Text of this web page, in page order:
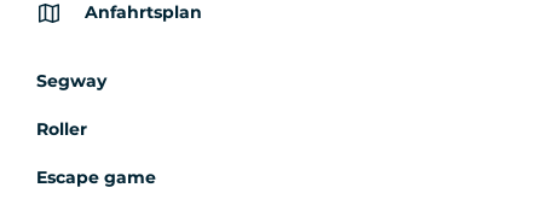
Anfahrtsplan
Segway
Roller
Escape game